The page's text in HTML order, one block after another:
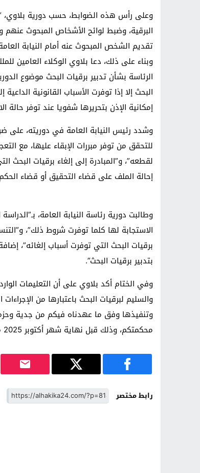
وعلى رأس هذه الضوابط، حسب دورية بلاوي،
البرقية، وضبط لوائح الأشخاص المبحوث عنهم
تقديم الشخص المبحوث عنه أمام النيابة
وبناء على ذلك، دعا بلاوي الوكلاء العامين
الرئاسة بشأن تدبير برقيات البحث موضوع
البحث إلا إذا توفرت الأسباب القانونية
إمكانية الإذن بتحريرها شفويا عند توفر حالة
وشدد رئيس النيابة العامة في دوريته، على
للتحقق من توفر مبررات الإبقاء عليها، مع
لقطعه”، و”المبادرة إلى إلغاء برقيات
إحالة الملف على قضاء التحقيق أو قضاء
وطالبت دورية رئاسة النيابة العامة،
الاستجابة لها كلما توفرت شروط ذلك”،
برقيات البحث التي توفرت أسباب إلغائه”،
بتدبير برقيات البحث”.
وفي الختام أكد بلاوي على أن التعليمات
والسليم لبرقيات البحث باعتبارها من
وتنفيذها وفق ما عهدناه فيكم من جدية
محكمتكم، وذلك قبل نهاية شهر أكتوبر 2025 مع الرجوع إلينا في حال وجود أي صعوبة قد تعترضكم في هذا الشأن”.
رابط مختصر